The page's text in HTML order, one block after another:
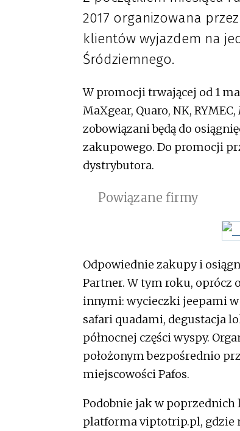
2017 organizowana
klientów wyjazdem na
Śródziemnego.
W promocji trwającej od 1
MaXgear, Quaro, NK,
zobowiązani będą do
zakupowego. Do promocji
dystrybutora.
Powiązane firmy
Odpowiednie zakupy i
Partner. W tym roku, oprócz
innymi: wycieczki jeepami w
safari quadami, degustacja
północnej części wyspy.
położonym bezpośrednio
miejscowości Pafos.
Podobnie jak w
platforma viptotrip.pl, gdzie